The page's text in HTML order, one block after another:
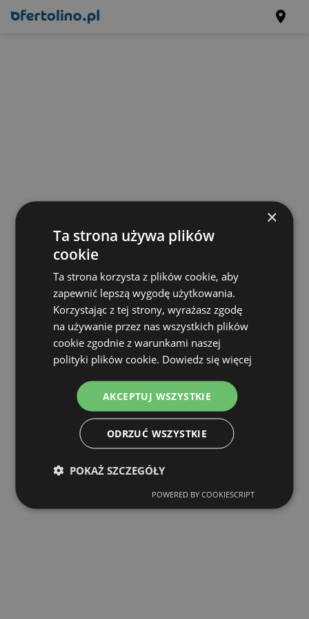
×
Ta strona używa plików
cookie
Ta strona korzysta z plików cookie, aby
zapewnić lepszą wygodę użytkowania.
Korzystając z tej strony, wyrażasz zgodę
na używanie przez nas wszystkich plików
cookie zgodnie z warunkami naszej
polityki plików cookie. Dowiedz się więcej
AKCEPTUJ WSZYSTKIE
ODRZUĆ WSZYSTKIE
POKAŻ SZCZEGÓŁY
POWERED BY COOKIESCRIPT